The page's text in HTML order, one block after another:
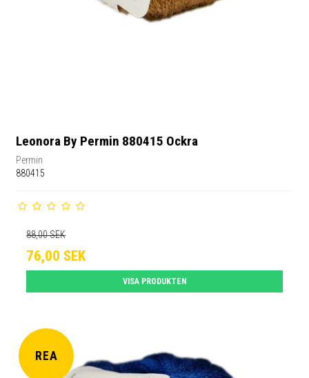
Leonora By Permin 880415 Ockra
Permin
880415
88,00 SEK
76,00 SEK
VISA PRODUKTEN
REA